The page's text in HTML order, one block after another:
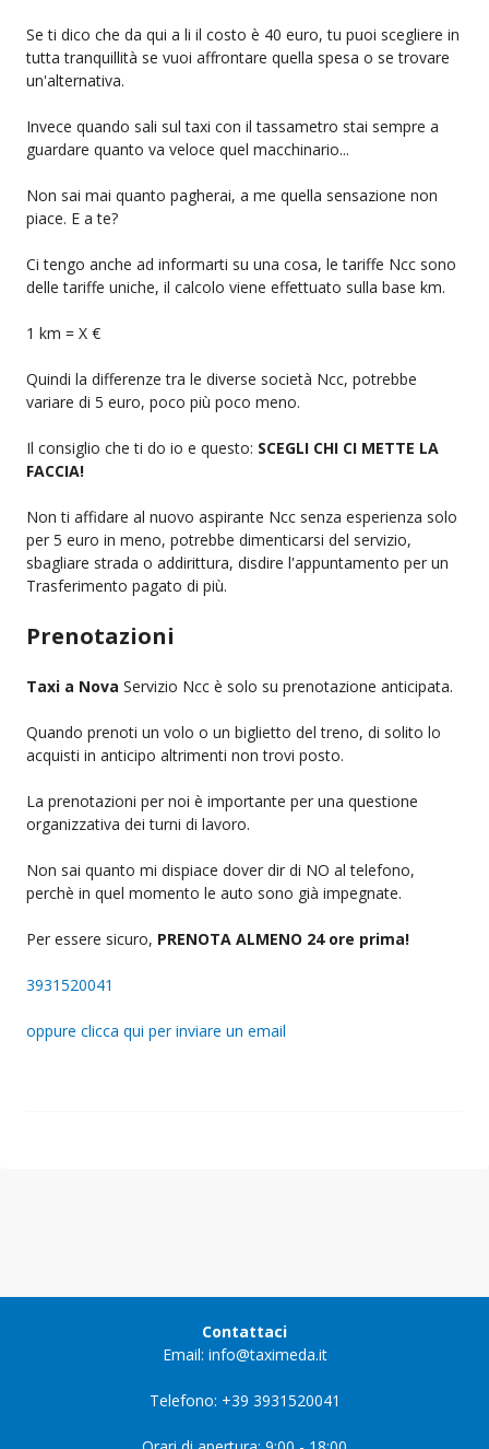
Se ti dico che da qui a li il costo è 40 euro, tu puoi scegliere in
tutta tranquillità se vuoi affrontare quella spesa o se trovare
un'alternativa.
Invece quando sali sul taxi con il tassametro stai sempre a
guardare quanto va veloce quel macchinario...
Non sai mai quanto pagherai, a me quella sensazione non
piace. E a te?
Ci tengo anche ad informarti su una cosa, le tariffe Ncc sono
delle tariffe uniche, il calcolo viene effettuato sulla base km.
1 km = X €
Quindi la differenze tra le diverse società Ncc, potrebbe
variare di 5 euro, poco più poco meno.
Il consiglio che ti do io e questo: SCEGLI CHI CI METTE LA
FACCIA!
Non ti affidare al nuovo aspirante Ncc senza esperienza solo
per 5 euro in meno, potrebbe dimenticarsi del servizio,
sbagliare strada o addirittura, disdire l'appuntamento per un
Trasferimento pagato di più.
Prenotazioni
Taxi a Nova Servizio Ncc è solo su prenotazione anticipata.
Quando prenoti un volo o un biglietto del treno, di solito lo
acquisti in anticipo altrimenti non trovi posto.
La prenotazioni per noi è importante per una questione
organizzativa dei turni di lavoro.
Non sai quanto mi dispiace dover dir di NO al telefono,
perchè in quel momento le auto sono già impegnate.
Per essere sicuro, PRENOTA ALMENO 24 ore prima!
3931520041
oppure clicca qui per inviare un email
Contattaci
Email: info@taximeda.it
Telefono: +39 3931520041